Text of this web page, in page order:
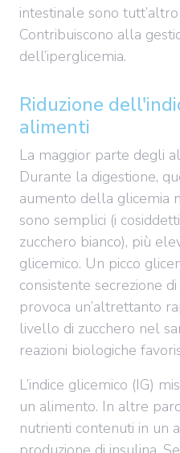
intestinale sono
Contribuiscono alla
dell’iperglicemia.
Riduzione
alimenti
La maggior parte degli
Durante la digestione,
aumento della glicemia
sono semplici (i
zucchero bianco), più
glicemico. Un picco
consistente secrezione
provoca un’altrettanto
livello di zucchero nel
reazioni biologiche
L’indice glicemico (IG)
un alimento. In altre
nutrienti contenuti in un